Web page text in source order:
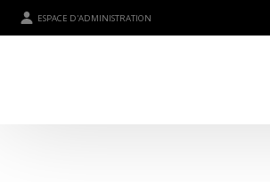
ESPACE D'ADMINISTRATION